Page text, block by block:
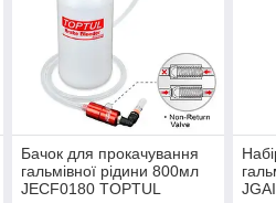
Бачок для прокачування
гальмівної рідини 800мл
JECF0180 TOPTUL